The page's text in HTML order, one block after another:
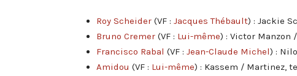
Roy Scheider (VF : Jacques Thébault) : Jackie
Bruno Cremer (VF : Lui-même) : Victor Manzon
Francisco Rabal (VF : Jean-Claude Michel) :
Amidou (VF : Lui-même) : Kassem / Martinez,